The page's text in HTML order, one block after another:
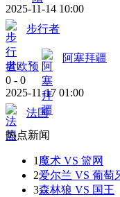
2025-11-14 10:00
步行者
世欧预
阿塞拜疆
0 - 0
2025-11-17 01:00
法国
热点新闻
1 魔术 VS 篮网
2爱尔兰 VS 葡萄
3森林狼 VS 国王